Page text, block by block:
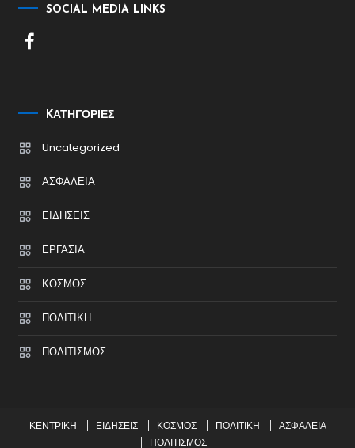
SOCIAL MEDIA LINKS
KΑΤΗΓΟΡΊΕΣ
Uncategorized
ΑΣΦΑΛΕΙΑ
ΕΙΔΗΣΕΙΣ
ΕΡΓΑΣΙΑ
ΚΟΣΜΟΣ
ΠΟΛΙΤΙΚΗ
ΠΟΛΙΤΙΣΜΟΣ
ΚΕΝΤΡΙΚΗ ΕΙΔΗΣΕΙΣ ΚΟΣΜΟΣ ΠΟΛΙΤΙΚΗ
ΑΣΦΑΛΕΙΑ
ΠΟΛΙΤΙΣΜΟΣ